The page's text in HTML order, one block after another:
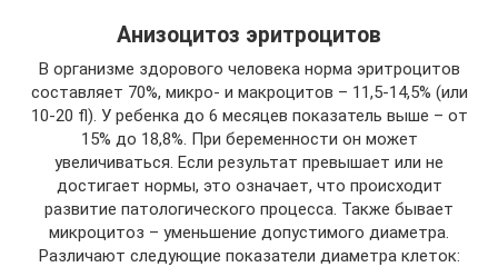
Анизоцитоз эритроцитов
В организме здорового человека норма эритроцитов
составляет 70%, микро- и макроцитов – 11,5-14,5% (или
10-20 fl). У ребенка до 6 месяцев показатель выше – от
15% до 18,8%. При беременности он может
увеличиваться. Если результат превышает или не
достигает нормы, это означает, что происходит
развитие патологического процесса. Также бывает
микроцитоз – уменьшение допустимого диаметра.
Различают следующие показатели диаметра клеток: